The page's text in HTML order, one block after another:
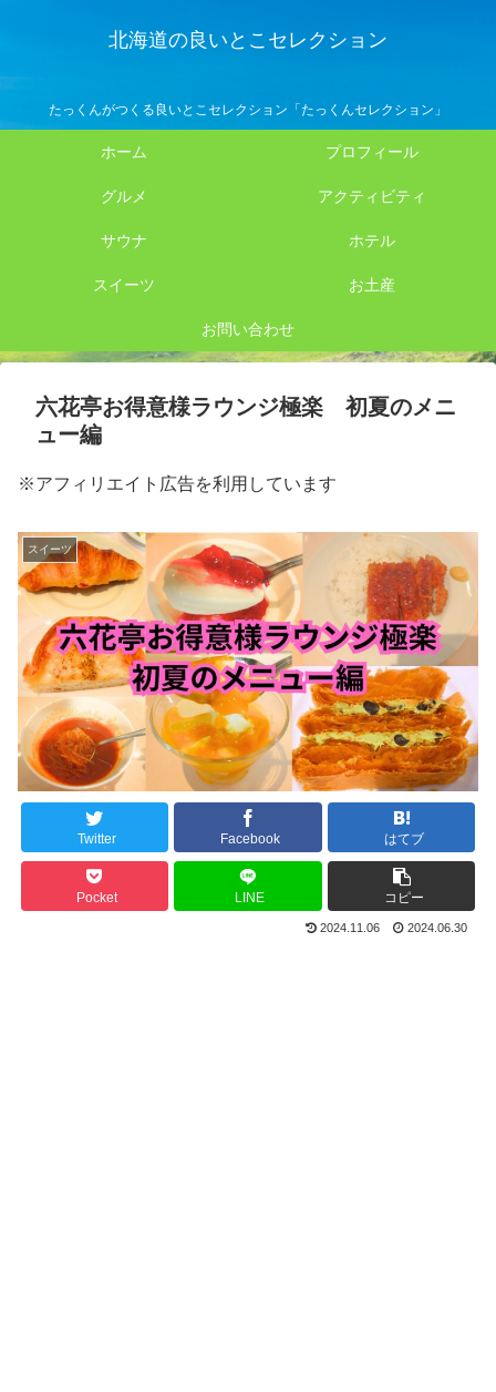
北海道の良いとこセレクション
たっくんがつくる良いとこセレクション「たっくんセレクション」
ホーム プロフィール
グルメ アクティビティ
サウナ ホテル
スイーツ お土産
お問い合わせ
六花亭お得意様ラウンジ極楽 初夏のメニ
ュー編
※アフィリエイト広告を利用しています
スイーツ
Twitter Facebook はてブ
Pocket LINE コピー
2024.11.06 2024.06.30